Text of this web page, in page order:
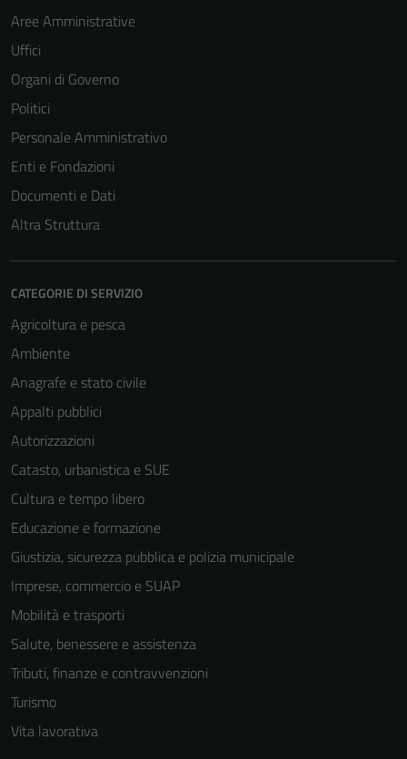
Aree Amministrative
Uffici
Organi di Governo
Politici
Personale Amministrativo
Enti e Fondazioni
Documenti e Dati
Altra Struttura
CATEGORIE DI SERVIZIO
Agricoltura e pesca
Ambiente
Anagrafe e stato civile
Appalti pubblici
Autorizzazioni
Catasto, urbanistica e SUE
Cultura e tempo libero
Educazione e formazione
Giustizia, sicurezza pubblica e polizia municipale
Imprese, commercio e SUAP
Mobilità e trasporti
Salute, benessere e assistenza
Tributi, finanze e contravvenzioni
Turismo
Vita lavorativa